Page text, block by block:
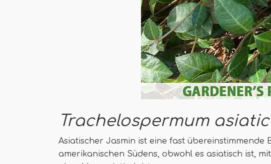
Trachelospermum
Asiatischer Jasmin ist eine fast übereinstimmende
amerikanischen Südens, obwohl es asiatisch ist,